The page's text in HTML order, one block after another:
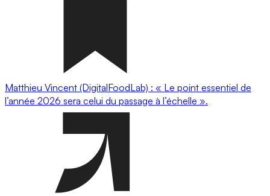
Matthieu Vincent (DigitalFoodLab) : « Le point essentiel de
l’année 2026 sera celui du passage à l’échelle ».